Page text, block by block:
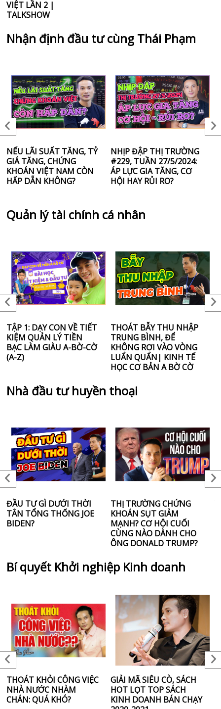
VIỆT LẦN 2 |
TALKSHOW
Nhận định đầu tư cùng Thái Phạm
NẾU LÃI SUẤT TĂNG, TỶ
GIÁ TĂNG, CHỨNG
KHOÁN VIỆT NAM CÒN
HẤP DẪN KHÔNG?
NHỊP ĐẬP THỊ TRƯỜNG
#229, TUẦN 27/5/2024:
ÁP LỰC GIA TĂNG, CƠ
HỘI HAY RỦI RO?
Quản lý tài chính cá nhân
TẬP 1: DẠY CON VỀ TIẾT
KIỆM QUẢN LÝ TIỀN
BẠC LÀM GIÀU A-BỜ-CỜ
(A-Z)
THOÁT BẪY THU NHẬP
TRUNG BÌNH, ĐỂ
KHÔNG RƠI VÀO VÒNG
LUẨN QUẨN| KINH TẾ
HỌC CƠ BẢN A BỜ CỜ
Nhà đầu tư huyền thoại
ĐẦU TƯ GÌ DƯỚI THỜI
TÂN TỔNG THỐNG JOE
BIDEN?
THỊ TRƯỜNG CHỨNG
KHOÁN SỤT GIẢM
MẠNH? CƠ HỘI CUỐI
CÙNG NÀO DÀNH CHO
ÔNG DONALD TRUMP?
Bí quyết Khởi nghiệp Kinh doanh
THOÁT KHỎI CÔNG VIỆC
NHÀ NƯỚC NHÀM
CHÁN: QUÁ KHÓ?
GIẢI MÃ SIÊU CÒ, SÁCH
HOT LỌT TOP SÁCH
KINH DOANH BÁN CHẠY